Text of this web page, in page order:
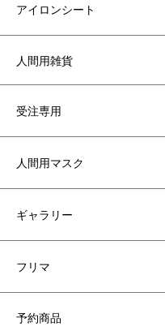
アイロンシート
人間用雑貨
受注専用
人間用マスク
ギャラリー
フリマ
予約商品